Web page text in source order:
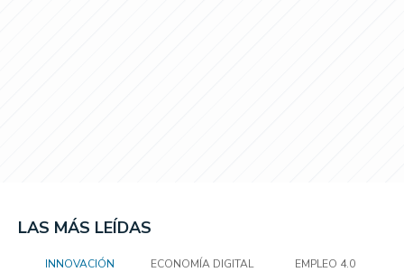
LAS MÁS LEÍDAS
INNOVACIÓN ECONOMÍA DIGITAL EMPLEO 4.0